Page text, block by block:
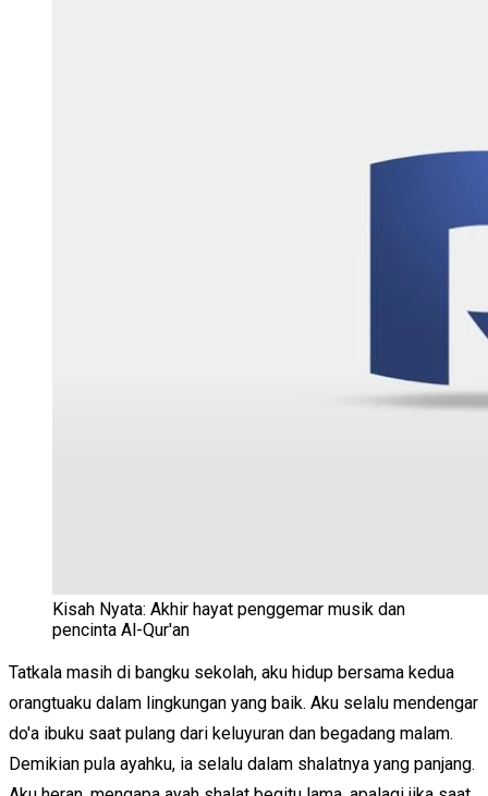
Kisah Nyata: Akhir hayat penggemar musik dan
pencinta Al-Qur'an
Tatkala masih di bangku sekolah, aku hidup bersama kedua
orangtuaku dalam lingkungan yang baik. Aku selalu mendengar
do'a ibuku saat pulang dari keluyuran dan begadang malam.
Demikian pula ayahku, ia selalu dalam shalatnya yang panjang.